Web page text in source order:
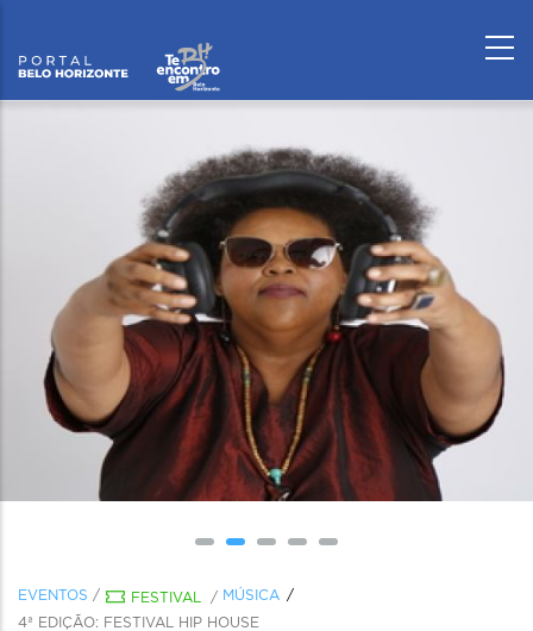
EVENTOS / FESTIVAL / MÚSICA
4ª EDIÇÃO: FESTIVAL HIP HOUSE